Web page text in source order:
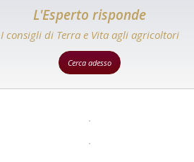
L'Esperto risponde
I consigli di Terra e Vita agli agricoltori
Cerca adesso